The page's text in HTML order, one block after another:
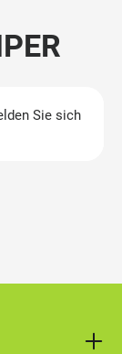
Sie sich